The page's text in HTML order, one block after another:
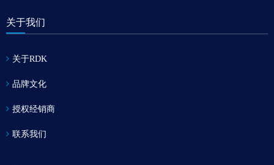
关于我们
关于RDK
品牌文化
授权经销商
联系我们